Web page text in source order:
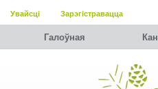
Увайсці Зарэгістравацца
Галоўная